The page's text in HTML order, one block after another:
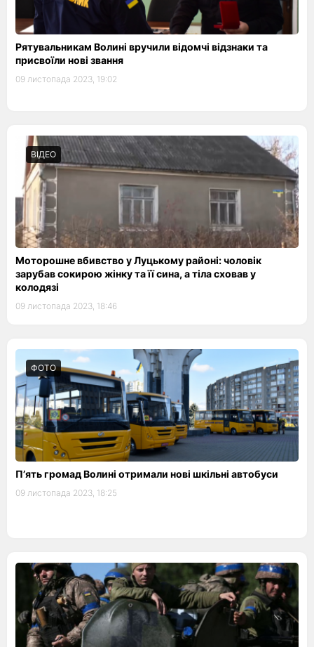
Рятувальникам Волині вручили відомчі відзнаки та
присвоїли нові звання
09 листопада 2023, 19:02
ВІДЕО
Моторошне вбивство у Луцькому районі: чоловік
зарубав сокирою жінку та її сина, а тіла сховав у
колодязі
09 листопада 2023, 18:46
ФОТО
П’ять громад Волині отримали нові шкільні автобуси
09 листопада 2023, 18:25